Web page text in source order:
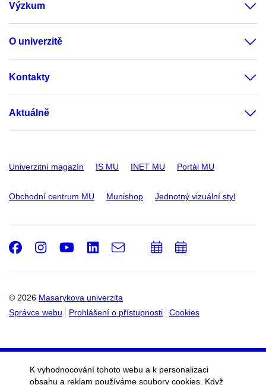
Výzkum
O univerzitě
Kontakty
Aktuálně
Univerzitní magazín IS MU INET MU Portál MU
Obchodní centrum MU Munishop Jednotný vizuální styl
© 2026 Masarykova univerzita
Správce webu
Prohlášení o přístupnosti Cookies
Facebook
Instagram
Youtube
LinkedIn
e-
PřidatPřidat
K vyhodnocování tohoto webu a k personalizaci
obsahu a reklam používáme soubory cookies. Když